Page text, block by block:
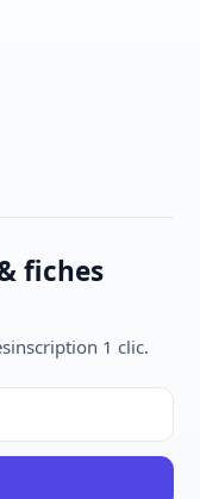
fiches
1 clic.